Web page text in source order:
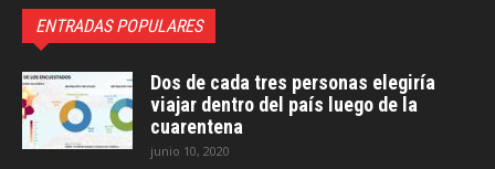
ENTRADAS POPULARES
Dos de cada tres personas elegiría
viajar dentro del país luego de la
cuarentena
junio 10, 2020